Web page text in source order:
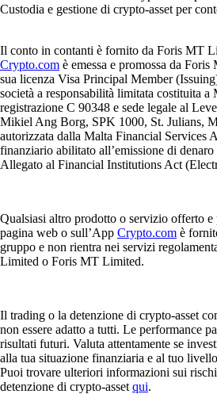
Custodia e gestione di crypto-asset per
Il conto in contanti è fornito da Foris MT
Crypto.com è emessa e promossa da
sua licenza Visa Principal Member
società a responsabilità limitata costituita a
registrazione C 90348 e sede legale al
Mikiel Ang Borg, SPK 1000, St. Julians,
autorizzata dalla Malta Financial Services
finanziario abilitato all’emissione di
Allegato al Financial Institutions Act
Qualsiasi altro prodotto o servizio offerto e
pagina web o sull’App Crypto.com è
gruppo e non rientra nei servizi
Limited o Foris MT Limited.
Il trading o la detenzione di crypto-asset
non essere adatto a tutti. Le performance
risultati futuri. Valuta attentamente se
alla tua situazione finanziaria e al tuo
Puoi trovare ulteriori informazioni sui
detenzione di crypto-asset qui.